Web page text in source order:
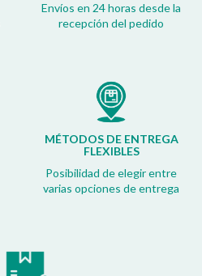
Envíos en 24 horas desde la
recepción del pedido
MÉTODOS DE ENTREGA
FLEXIBLES
Posibilidad de elegir entre
varias opciones de entrega